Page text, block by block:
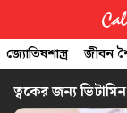
জ্যোতিষশাস্ত্র জীবন
ত্বকের জন্য
CTVN